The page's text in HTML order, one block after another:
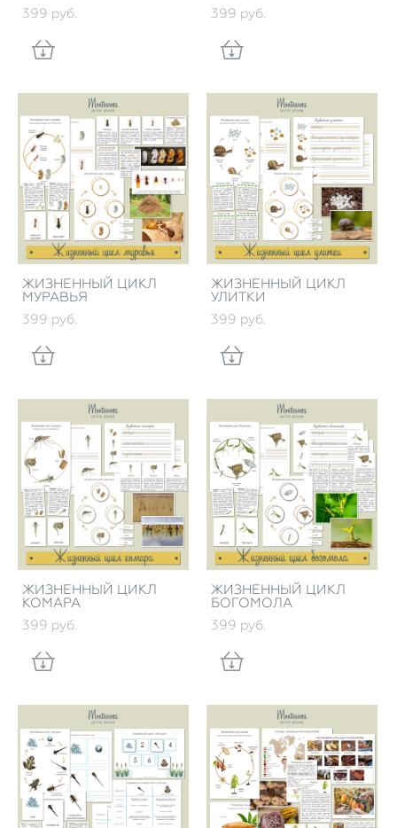
399 pуб.
399 pуб.
ЖИЗНЕННЫЙ ЦИКЛ
МУРАВЬЯ
399 pуб.
ЖИЗНЕННЫЙ ЦИКЛ
УЛИТКИ
399 pуб.
ЖИЗНЕННЫЙ ЦИКЛ
КОМАРА
399 pуб.
ЖИЗНЕННЫЙ ЦИКЛ
БОГОМОЛА
399 pуб.